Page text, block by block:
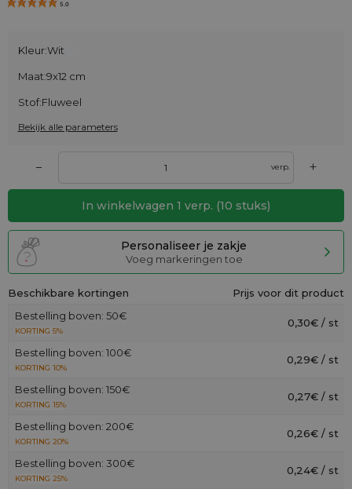
5.0
Kleur:Wit
Maat:9x12 cm
Stof:Fluweel
Bekijk alle parameters
– verp. +
In winkelwagen 1 verp. (10 stuks)
Personaliseer je zakje
Voeg markeringen toe
Beschikbare kortingen
Prijs voor dit product
Bestelling boven: 50€
KORTING 5%
0,30€ / st
Bestelling boven: 100€
KORTING 10%
0,29€ / st
Bestelling boven: 150€
KORTING 15%
0,27€ / st
Bestelling boven: 200€
KORTING 20%
0,26€ / st
Bestelling boven: 300€
KORTING 25%
0,24€ / st